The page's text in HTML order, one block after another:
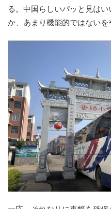
る。中国らしいパッと見は
か、あまり機能的ではないを